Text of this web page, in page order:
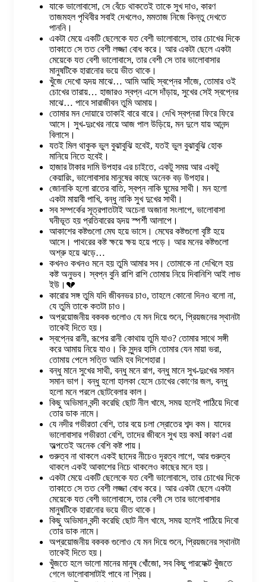
যাকে ভালোবাসো, সে বেঁচে থাকতেই তাকে সুখ দাও, কারণ
তাজমহল পৃথিবীর সবাই দেখলেও, মমতাজ নিজে কিন্তু দেখতে
পাননি।
একটা মেয়ে একটি ছেলেকে যত বেশী ভালোবাসে, তার চোখের দিকে
তাকাতে সে তত বেশী লজ্জা বোধ করে। আর একটা ছেলে একটা
মেয়েকে যত বেশী ভালোবাসে, তার বেশী সে তার ভালোবাসার
মানুষটিকে হারানোর ভয়ে ভীত থাকে।
খুঁজে দেখো হৃদয় মাঝে… আমি আছি স্বপ্নের সাঁজে, তোমার ওই
চোখের তারায়… হাজারও স্বপ্ন এসে দাঁড়ায়, সুখের সেই স্বপ্নের
মাঝে… পাবে সারাজীবন তুমি আমায়।
তোমার মন দোয়ারে তাকাই বারে বারে। দেখি স্বপ্নরা ফিরে ফিরে
আসে। সুখ-দুঃখের নায়ে আজ পাল উড়িয়ে, মন দুলে যায় আনন্দ
বিলাসে।
যতই মিল থাকুক ভুল বুঝাবুঝি হবেই, যতই ভুল বুঝাবুঝি হোক
মানিয়ে নিতে হবেই।
হাজার টাকার দামি উপহার এর চাইতে, একটু সময় আর একটু
কেয়ারিং, ভালোবাসার মানুষের কাছে অনেক বড় উপহার।
জোনাকি হলো রাতের বাতি, স্বপ্ন নাকি ঘুমের সাথী। মন হলো
একটা মায়াবী পাখি, বন্ধু নাকি সুখ দুখের সাথী।
সব সম্পর্কের সূত্রপাতটাই অচেনা অজানা সংলাপে, ভালোবাসা
ঘনীভূত হয় প্রতিবারের হৃদয় স্পর্শী আলাপে।
আকাশের কষ্টগুলো মেঘ হয়ে ভাসে। মেঘের কষ্টগুলো বৃষ্টি হয়ে
আসে। পাথরের কষ্ট ক্ষয়ে ক্ষয় হয়ে পড়ে। আর মনের কষ্টগুলো
অশ্রু হয়ে ঝড়ে…
কখনও কখনও মনে হয় তুমি আমার সব। তোমাকে না দেখিলে হয়
কষ্ট অনুভব। স্বপ্ন বুনি রাশি রাশি তোমায় নিয়ে দিবানিশি আই লাভ
ইউ।💔
কারোর সঙ্গ তুমি যদি জীবনভর চাও, তাহলে কোনো দিনও বলো না,
যে তুমি তাকে কতটা চাও।
অপ্রয়োজনীয় বকবক গুলোও যে মন দিয়ে শুনে, প্রিয়জনের স্থানটা
তাকেই দিতে হয়।
স্বপ্নের রানী, রূপের রানী কোথায় তুমি যাও? তোমার সাথে সঙ্গী
করে আমায় নিয়ে যাও। কি সুন্দর হাসি তোমার যেন মায়া ভরা,
তোমায় পেলে সত্তি আমি হব দিশেহারা।
বন্ধু মানে সুখের সাথী, বন্ধু মনে রাগ, বন্ধু মানে সুখ-দুঃখের সমান
সমান ভাগ। বন্ধু হলো হালকা হেসে চোখের কোণের জল, বন্ধু
হলো মনে পরলে ছোটবেলার কাল।
কিছু অভিমান বন্দী করেছি ছোট নীল খামে, সময় হলেই পাঠিয়ে দিবো
তোর ডাক নামে।
যে নদীর গভীরতা বেশি, তার বয়ে চলা স্রোতের শব্দ কম। যাদের
ভালোবাসার গভীরতা বেশি, তাদের জীবনে সুখ হয় কমI কারণ এরা
অল্পতেই অনেক বেশি কষ্ট পায়।
গুরুত্ব না থাকলে একই ছাদের নীচেও দূরত্ব লাগে, আর গুরুত্ব
থাকলে একই আকাশের নিচে থাকলেও কাছের মনে হয়।
একটা মেয়ে একটি ছেলেকে যত বেশী ভালোবাসে, তার চোখের দিকে
তাকাতে সে তত বেশী লজ্জা বোধ করে। আর একটা ছেলে একটা
মেয়েকে যত বেশী ভালোবাসে, তার বেশী সে তার ভালোবাসার
মানুষটিকে হারানোর ভয়ে ভীত থাকে।
কিছু অভিমান বন্দী করেছি ছোট নীল খামে, সময় হলেই পাঠিয়ে দিবো
তোর ডাক নামে।
অপ্রয়োজনীয় বকবক গুলোও যে মন দিয়ে শুনে, প্রিয়জনের স্থানটা
তাকেই দিতে হয়।
খুঁজতে হলে ভালো মানের মানুষ খোঁজো, সব কিছু পারফেক্ট খুঁজতে
গেলে ভালোবাসাটাই পাবে না প্রিয়।